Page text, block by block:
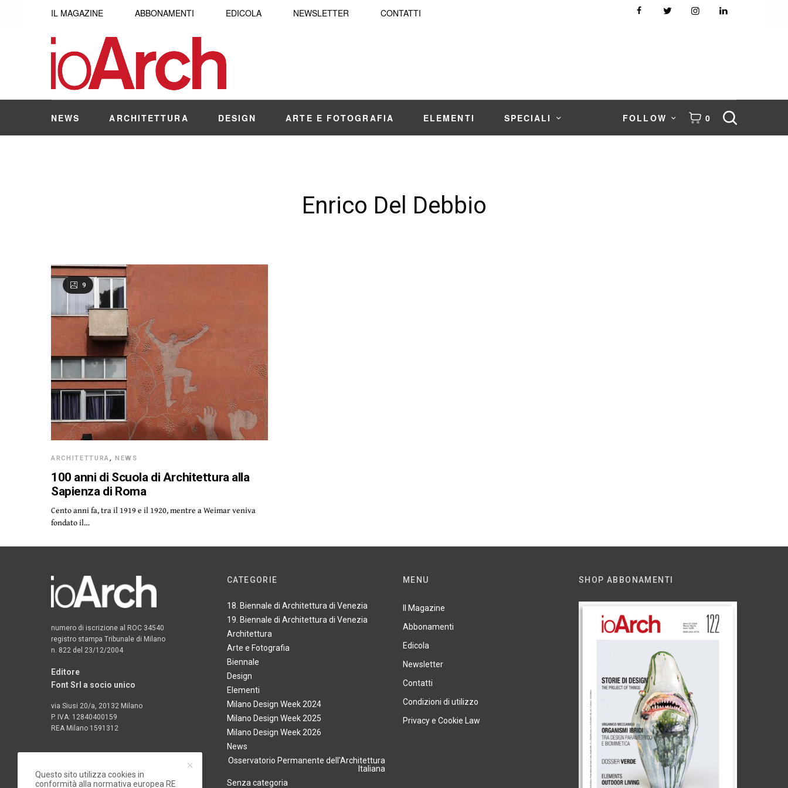
IL MAGAZINE ABBONAMENTI EDICOLA NEWSLETTER CONTATTI
NEWS ARCHITETTURA DESIGN ARTE E FOTOGRAFIA ELEMENTI SPECIALI FOLLOW 0
Enrico Del Debbio
9
ARCHITETTURA,NEWS
100 anni di Scuola di Architettura alla
Sapienza di Roma
Cento anni fa, tra il 1919 e il 1920, mentre a Weimar veniva
fondato il…
numero di iscrizione al ROC 34540
registro stampa Tribunale di Milano
n. 822 del 23/12/2004
Editore
Font Srl a socio unico
via Siusi 20/a, 20132 Milano
P. IVA: 12840400159
REA Milano 1591312
CATEGORIE
18. Biennale di Architettura di Venezia
19. Biennale di Architettura di Venezia
Architettura
Arte e Fotografia
Biennale
Design
Elementi
Milano Design Week 2024
Milano Design Week 2025
Milano Design Week 2026
News
Osservatorio Permanente dell'Architettura
Italiana
Senza categoria
MENU
Il Magazine
Abbonamenti
Edicola
Newsletter
Contatti
Condizioni di utilizzo
Privacy e Cookie Law
SHOP ABBONAMENTI
Questo sito utilizza cookies in
conformità alla normativa europea RE